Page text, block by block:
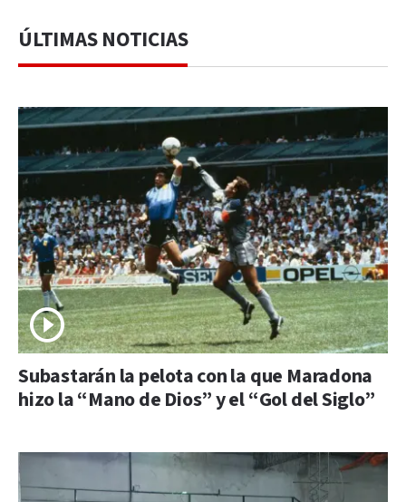
ÚLTIMAS NOTICIAS
Subastarán la pelota con la que Maradona
hizo la “Mano de Dios” y el “Gol del Siglo”